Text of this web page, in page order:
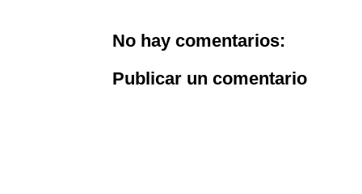
No hay comentarios:
Publicar un comentario